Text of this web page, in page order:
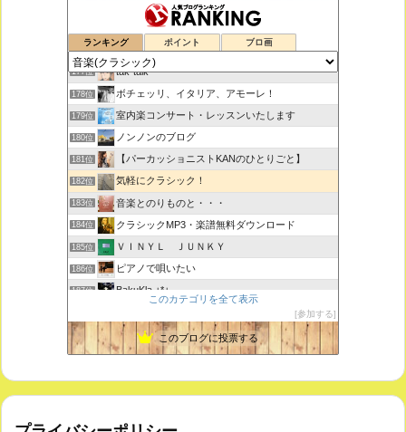
ランキング ポイント ブロ画
鑑賞空間・忘れられない作品
176位 思えば遠くへ来たもんだ
177位 tak-talk
178位 ボチェッリ、イタリア、アモーレ！
179位 室内楽コンサート・レッスンいたします
180位 ノンノンのブログ
181位 【パーカッショニストKANのひとりごと】
182位 気軽にクラシック！
183位 音楽とのりものと・・・
184位 クラシックMP3・楽譜無料ダウンロード
185位 ＶＩＮＹＬ ＪＵＮＫＹ
186位 ピアノで唄いたい
187位 BakuKla +*+
189位 ときどき書きます♪
このカテゴリを全て表示
参加する
このブログに投票する